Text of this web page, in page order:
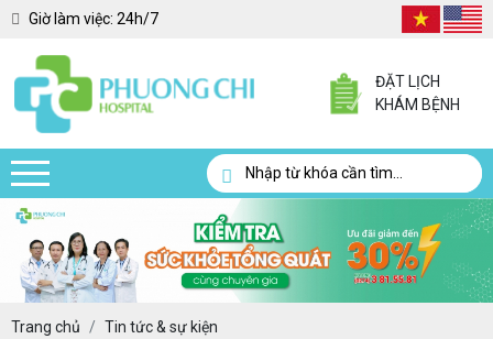
Giờ làm việc: 24h/7
ĐẶT LỊCH
KHÁM BỆNH
Trang chủ
Tin tức & sự kiện